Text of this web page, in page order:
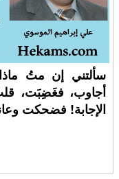
سألتني إن متُ
أجاوب، فغَضِبَت،
الإجابة! فضحكت